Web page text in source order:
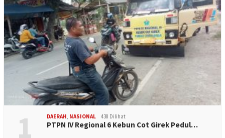
1 DAERAH, NASIONAL 438 Dilihat
PTPN IV Regional 6 Kebun Cot Girek Pedul…